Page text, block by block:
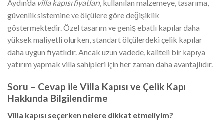
Aydın’da villa kapısı fiyatları, kullanılan malzemeye, tasarıma,
güvenlik sistemine ve ölçülere göre değişiklik
göstermektedir. Özel tasarım ve geniş ebatlı kapılar daha
yüksek maliyetli olurken, standart ölçülerdeki çelik kapılar
daha uygun fiyatlıdır. Ancak uzun vadede, kaliteli bir kapıya
yatırım yapmak villa sahipleri için her zaman daha avantajlıdır.
Soru – Cevap ile Villa Kapısı ve Çelik Kapı
Hakkında Bilgilendirme
Villa kapısı seçerken nelere dikkat etmeliyim?